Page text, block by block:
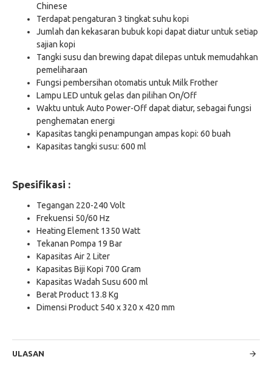
Chinese
Terdapat pengaturan 3 tingkat suhu kopi
Jumlah dan kekasaran bubuk kopi dapat diatur untuk setiap
sajian kopi
Tangki susu dan brewing dapat dilepas untuk memudahkan
pemeliharaan
Fungsi pembersihan otomatis untuk Milk Frother
Lampu LED untuk gelas dan pilihan On/Off
Waktu untuk Auto Power-Off dapat diatur, sebagai fungsi
penghematan energi
Kapasitas tangki penampungan ampas kopi: 60 buah
Kapasitas tangki susu: 600 ml
Spesifikasi :
Tegangan 220-240 Volt
Frekuensi 50/60 Hz
Heating Element 1350 Watt
Tekanan Pompa 19 Bar
Kapasitas Air 2 Liter
Kapasitas Biji Kopi 700 Gram
Kapasitas Wadah Susu 600 ml
Berat Product 13.8 Kg
Dimensi Product 540 x 320 x 420 mm
ULASAN